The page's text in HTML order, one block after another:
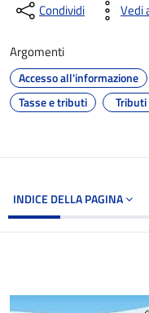
Condividi Vedi
Argomenti
Accesso all'informazione
Tasse e tributi
Tributi
INDICE DELLA PAGINA